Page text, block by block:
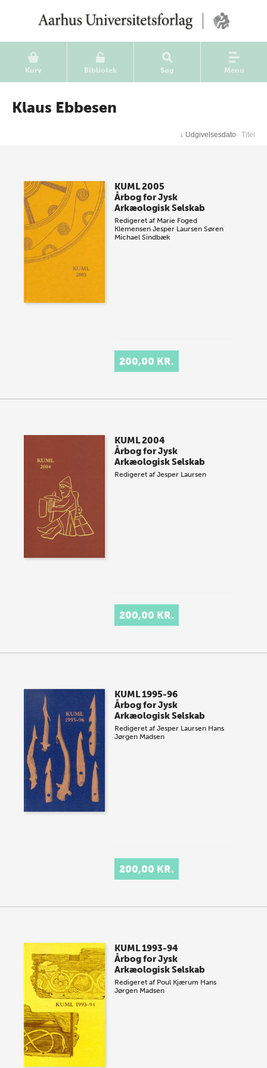
Kurv Bibliotek Søg Menu
Klaus Ebbesen
↓ Udgivelsesdato Titel
KUML 2005
Årbog for Jysk
Arkæologisk Selskab
Redigeret af Marie Foged
Klemensen Jesper Laursen Søren
Michael Sindbæk
200,00 KR.
KUML 2004
Årbog for Jysk
Arkæologisk Selskab
Redigeret afJesper Laursen
200,00 KR.
KUML 1995-96
Årbog for Jysk
Arkæologisk Selskab
Redigeret afJesper Laursen Hans
Jørgen Madsen
200,00 KR.
KUML 1993-94
Årbog for Jysk
Arkæologisk Selskab
Redigeret af Poul Kjærum Hans
Jørgen Madsen